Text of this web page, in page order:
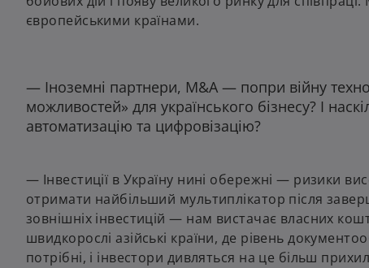
європейськими країнами.
— Іноземні партнери, M&A — попри війну
можливостей» для українського бізнесу? І
автоматизацію та цифровізацію?
— Інвестиції в Україну нині обережні — ризики
отримати найбільший мультиплікатор після
зовнішніх інвестицій — нам вистачає власних
швидкорослі азійські країни, де рівень
потрібні, і інвестори дивляться на це більш